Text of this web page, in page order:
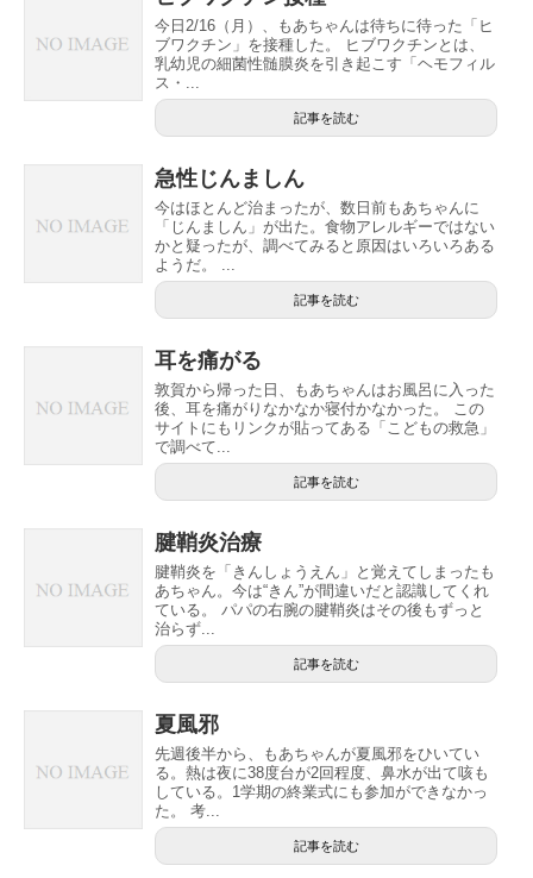
今日2/16（月）、もあちゃんは待ちに待った「ヒ
ブワクチン」を接種した。 ヒブワクチンとは、
乳幼児の細菌性髄膜炎を引き起こす「ヘモフィル
ス・...
記事を読む
急性じんましん
今はほとんど治まったが、数日前もあちゃんに
「じんましん」が出た。食物アレルギーではない
かと疑ったが、調べてみると原因はいろいろある
ようだ。 ...
記事を読む
耳を痛がる
敦賀から帰った日、もあちゃんはお風呂に入った
後、耳を痛がりなかなか寝付かなかった。 この
サイトにもリンクが貼ってある「こどもの救急」
で調べて...
記事を読む
腱鞘炎治療
腱鞘炎を「きんしょうえん」と覚えてしまったも
あちゃん。今は“きん”が間違いだと認識してくれ
ている。 パパの右腕の腱鞘炎はその後もずっと
治らず...
記事を読む
夏風邪
先週後半から、もあちゃんが夏風邪をひいてい
る。熱は夜に38度台が2回程度、鼻水が出て咳も
している。1学期の終業式にも参加ができなかっ
た。 考...
記事を読む